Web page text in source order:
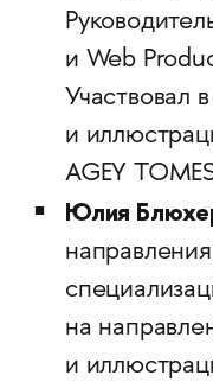
и Web
Участвовал
и
AGEY
Юлия
на
и